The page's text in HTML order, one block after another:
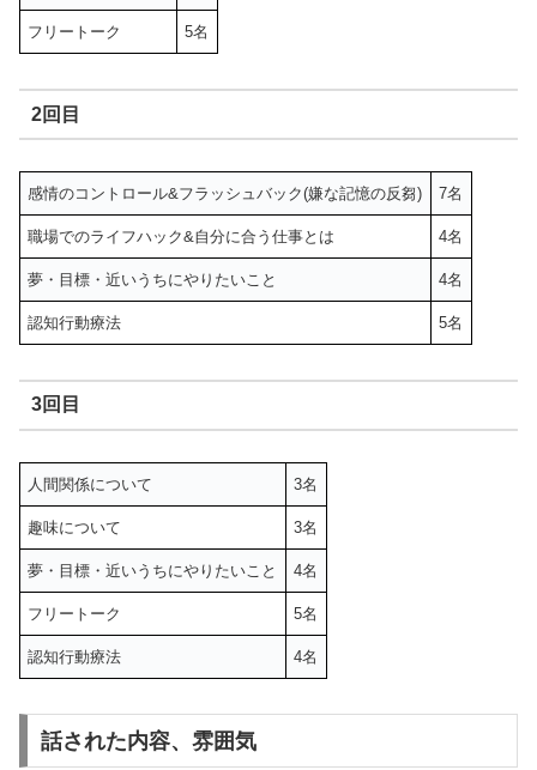
フリートーク 5名
2回目
感情のコントロール&フラッシュバック(嫌な記憶の反芻) 7名
職場でのライフハック&自分に合う仕事とは 4名
夢・目標・近いうちにやりたいこと 4名
認知行動療法 5名
3回目
人間関係について 3名
趣味について 3名
夢・目標・近いうちにやりたいこと 4名
フリートーク 5名
認知行動療法 4名
話された内容、雰囲気